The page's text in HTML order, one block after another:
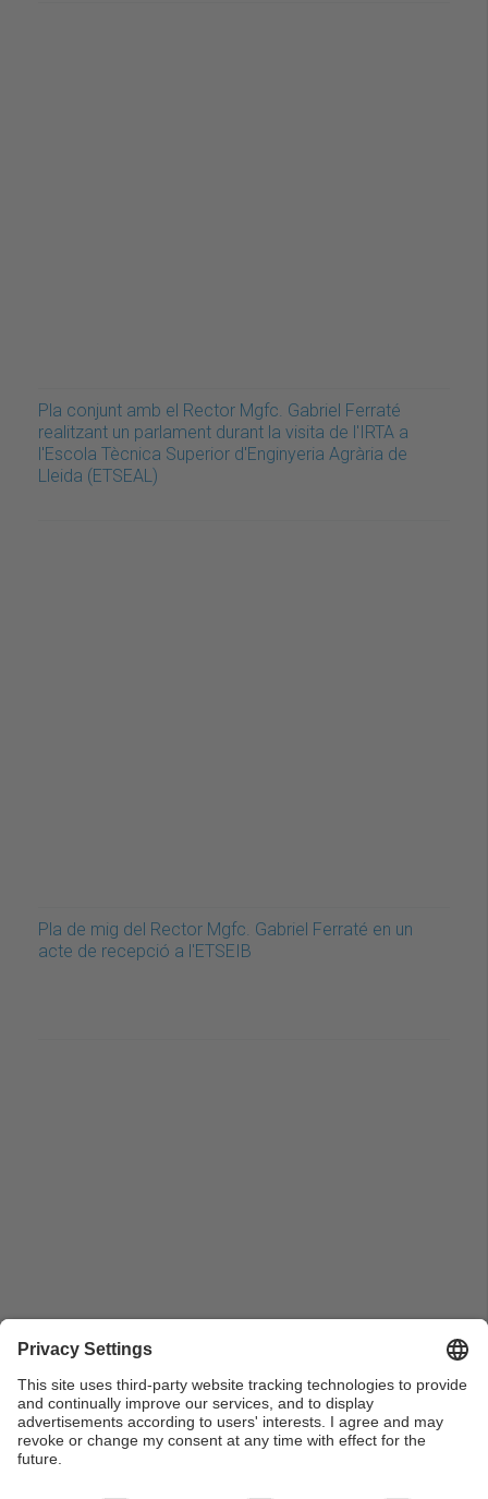
Pla conjunt amb el Rector Mgfc. Gabriel Ferraté
realitzant un parlament durant la visita de l'IRTA a
l'Escola Tècnica Superior d'Enginyeria Agrària de
Lleida (ETSEAL)
Pla de mig del Rector Mgfc. Gabriel Ferraté en un
acte de recepció a l'ETSEIB
Pla general del MHP Jordi Pujol i el sr. Gabriel Ferraté,
rector UPC en un col·loqui a Torre Girona